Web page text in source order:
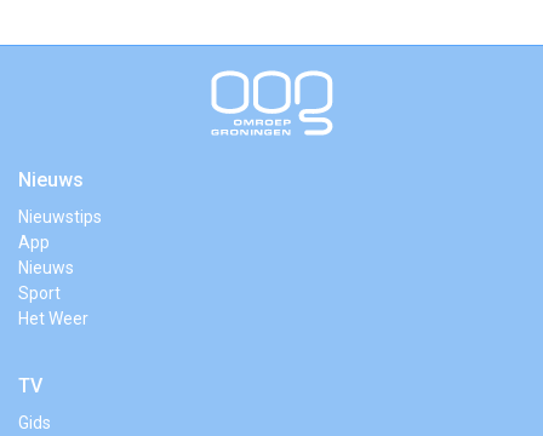
Nieuws
Nieuwstips
App
Nieuws
Sport
Het Weer
TV
Gids